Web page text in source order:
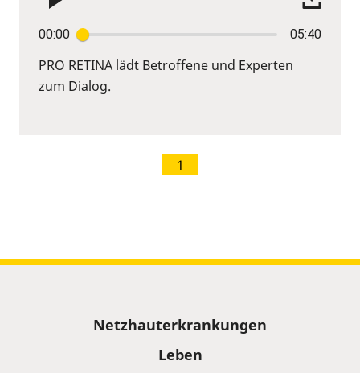
00:00 05:40
PRO RETINA lädt Betroffene und Experten
zum Dialog.
1
Netzhauterkrankungen
Leben